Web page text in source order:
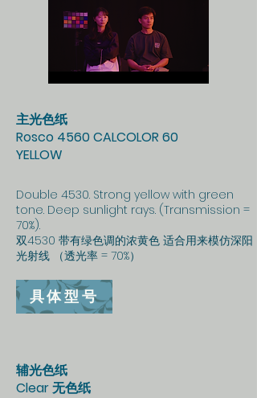
主光色纸
Rosco 4560 CALCOLOR 60
YELLOW
Double 4530. Strong yellow with green
tone. Deep sunlight rays. (Transmission =
70%).
双4530 带有绿色调的浓黄色 适合用来模仿深阳
光射线 （透光率 = 70%）
具体型号
辅光色纸
Clear 无色纸